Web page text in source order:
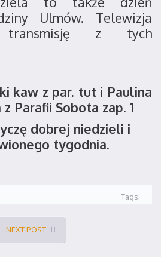
Ulmów. Telewizja
transmisję z tych
kaw z par. tut i Paulina
Parafii Sobota zap. 1
dobrej niedzieli i
tygodnia.
Tags:
NEXT POST